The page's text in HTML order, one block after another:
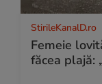
StirileKanalD.ro
Femeie
făcea plajă: